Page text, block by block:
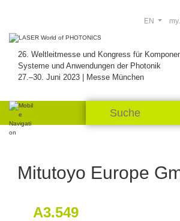
26. Weltleitmesse und Kongress für
Systeme und Anwendungen der Photonik
27.–30. Juni 2023 | Messe München
EN
Mitutoyo Europe
A3.549